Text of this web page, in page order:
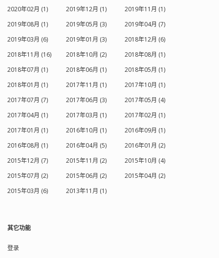
2020年02月 (1)
2019年12月 (1)
2019年11月 (1)
2019年08月 (1)
2019年05月 (3)
2019年04月 (7)
2019年03月 (6)
2019年01月 (3)
2018年12月 (6)
2018年11月 (16)
2018年10月 (2)
2018年08月 (1)
2018年07月 (1)
2018年06月 (1)
2018年05月 (1)
2018年01月 (1)
2017年11月 (1)
2017年10月 (1)
2017年07月 (7)
2017年06月 (3)
2017年05月 (4)
2017年04月 (1)
2017年03月 (1)
2017年02月 (1)
2017年01月 (1)
2016年10月 (1)
2016年09月 (1)
2016年08月 (1)
2016年04月 (5)
2016年01月 (2)
2015年12月 (7)
2015年11月 (2)
2015年10月 (4)
2015年07月 (2)
2015年06月 (2)
2015年04月 (2)
2015年03月 (6)
2013年11月 (1)
其它功能
登录